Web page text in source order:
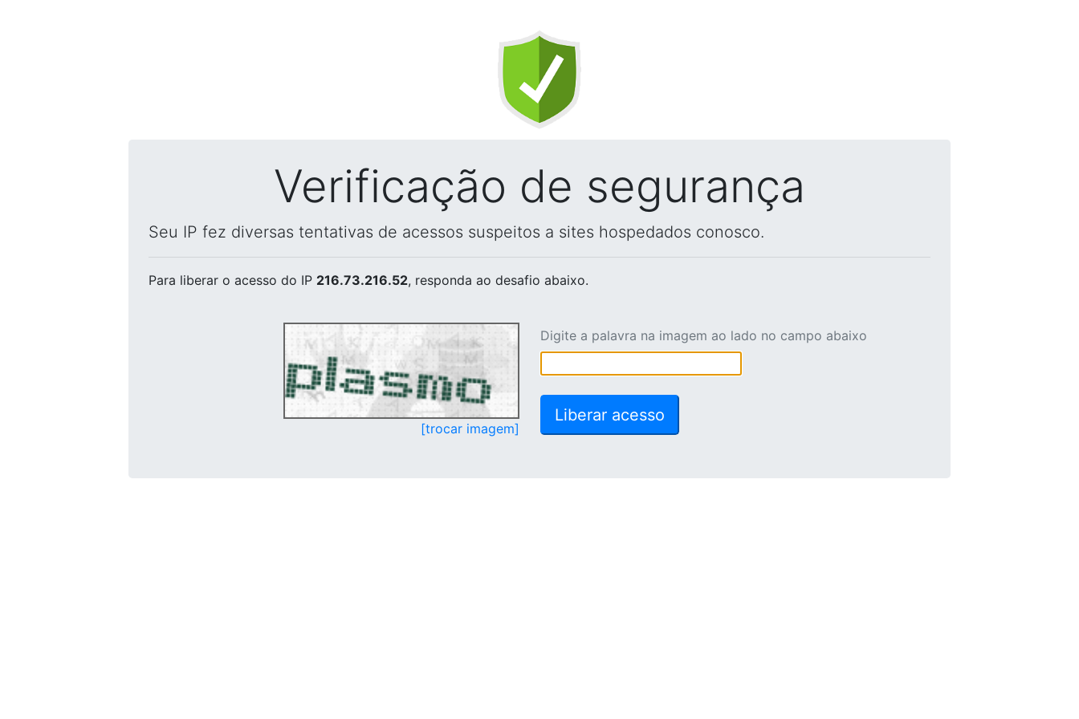
Verificação de segurança
Seu IP fez diversas tentativas de acessos suspeitos a sites hospedados conosco.
Para liberar o acesso do IP 216.73.216.52, responda ao desafio abaixo.
[trocar imagem]
Digite a palavra na imagem ao lado no campo abaixo